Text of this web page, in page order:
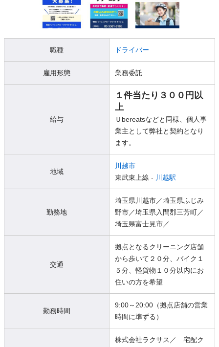
職種 ドライバー
雇用形態 業務委託
給与
１件当たり３００円以
上
Ｕbereatsなどと同様、個人事
業主として弊社と契約となり
ます。
地域
川越市
東武東上線 - 川越駅
勤務地
埼玉県川越市／埼玉県ふじみ
野市／埼玉県入間郡三芳町／
埼玉県富士見市／
交通
拠点となるクリーニング店舗
から歩いて２０分、バイク１
５分、軽貨物１０分以内にお
住いの方を希望
勤務時間
9:00～20:00（拠点店舗の営業
時間に準ずる）
株式会社ラクサス／ 宅配ク